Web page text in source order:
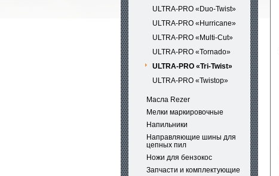
ULTRA-PRO «Duo-Twist»
ULTRA-PRO «Hurricane»
ULTRA-PRO «Multi-Cut»
ULTRA-PRO «Tornado»
ULTRA-PRO «Tri-Twist»
ULTRA-PRO «Twistop»
Масла Rezer
Мелки маркировочные
Напильники
Направляющие шины для
цепных пил
Ножи для бензокос
Запчасти и комплектующие